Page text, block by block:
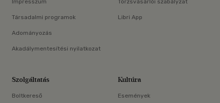
Impresszum
Társadalmi programok
Adományozás
Akadálymentesítési nyilatkozat
Törzsvásárlói szabályzat
Libri App
Szolgáltatás
Boltkereső
Kultúra
Események